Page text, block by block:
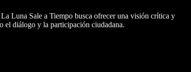
Luna Sale a Tiempo busca ofrecer una visión crítica y
el diálogo y la participación ciudadana.